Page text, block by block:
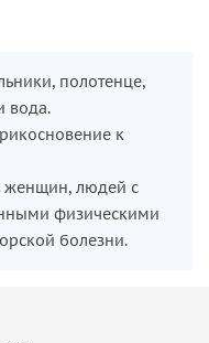
полотенце,
вода.
к
женщин, людей с
физическими
болезни.